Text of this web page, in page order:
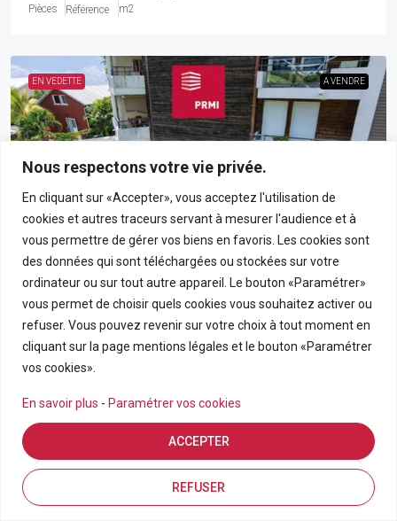
Nous respectons votre vie privée.
En cliquant sur «Accepter», vous acceptez l'utilisation de
cookies et autres traceurs servant à mesurer l'audience et à
vous permettre de gérer vos biens en favoris. Les cookies sont
des données qui sont téléchargées ou stockées sur votre
ordinateur ou sur tout autre appareil. Le bouton «Paramétrer»
vous permet de choisir quels cookies vous souhaitez activer ou
refuser. Vous pouvez revenir sur votre choix à tout moment en
cliquant sur la page mentions légales et le bouton «Paramétrer
vos cookies».
En savoir plus - Paramétrer vos cookies
REFUSER
ACCEPTER
Estimation en ligne
Pièces
Référence
m2
EN VEDETTE A VENDRE
190 000€
Appartement T3 En Rez-De-Chaussée Avec Grand
BRAS PANON
3 69.21